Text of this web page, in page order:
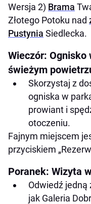
Wersja 2) Brama
Złotego Potoku nad
Pustynia Siedlecka.
Wieczór: Ognisko
świeżym
Skorzystaj z
ogniska w
prowiant i
otoczeniu.
Fajnym miejscem
przyciskiem
Poranek: Wizyta
Odwiedź jedną
jak Galeria